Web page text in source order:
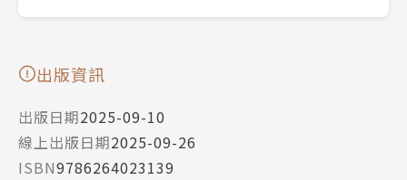
出版資訊
出版日期2025-09-10
線上出版日期2025-09-26
ISBN9786264023139